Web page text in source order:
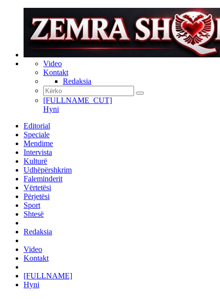
Video
Kontakt
Redaksia
[FULLNAME_CUT]
Hyni
Editorial
Speciale
Mendime
Intervista
Kulturë
Udhëpërshkrim
Faleminderit
Vërtetësi
Përjetësi
Sport
Shtesë
Redaksia
Video
Kontakt
[FULLNAME]
Hyni